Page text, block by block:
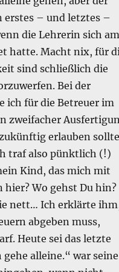
erstes – und letztes –
die Lehrerin sich am
hatte. Macht nix, für
sind schließlich die
Bei der
ich für die Betreuer im
zweifacher
erlauben
traf also pünktlich (!)
Kind, das mich mit
Wo gehst Du hin?
nett… Ich erklärte
abgeben muss,
Heute sei das letzte
alleine.“ war seine